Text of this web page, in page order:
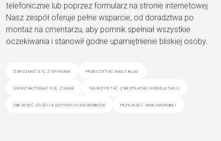
telefonicznie lub poprzez formularz na stronie internetowej.
Nasz zespół oferuje pełne wsparcie, od doradztwa po
montaż na cmentarzu, aby pomnik spełniał wszystkie
oczekiwania i stanowił godne upamiętnienie bliskiej osoby.
zapoznać się z opiniami przeczytać nasz blog
skontaktować się z nami skorzystać z bezpłatnej konsultacji
obejrzeć zdjęcia gotowych nagrobków przejrzeć inne nagrobki